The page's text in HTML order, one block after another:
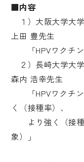
■内容
１）大阪大学大
上田 豊先生
「HPVワクチン
２）長崎大学大
森内 浩幸先生
「HPVワクチン
く（接種率）、
より強く（接種
象）」